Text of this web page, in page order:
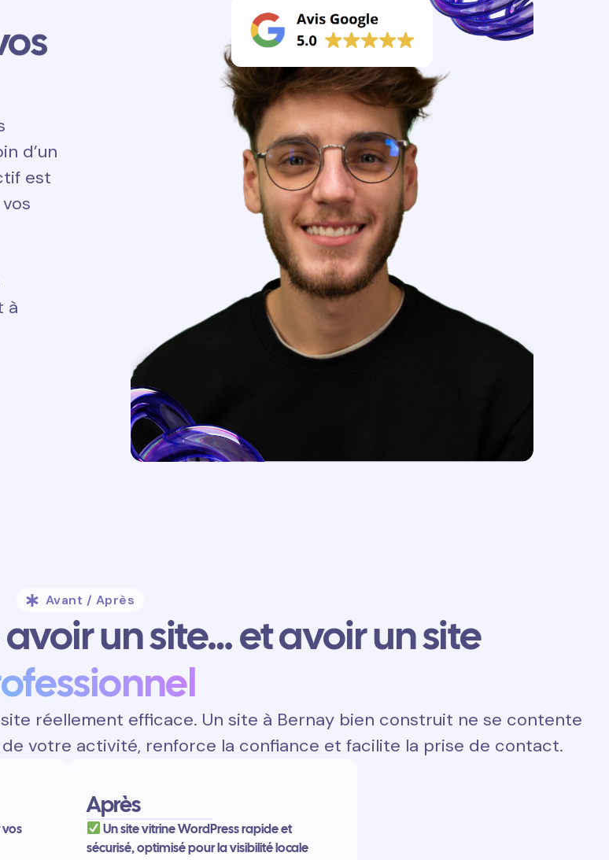
d’un
est
à
Avant / Après
un site… et avoir un site
réellement efficace. Un site à Bernay bien construit ne se contente
de votre activité, renforce la confiance et facilite la prise de contact.
Après
Un site vitrine WordPress rapide et
sécurisé, optimisé pour la visibilité locale